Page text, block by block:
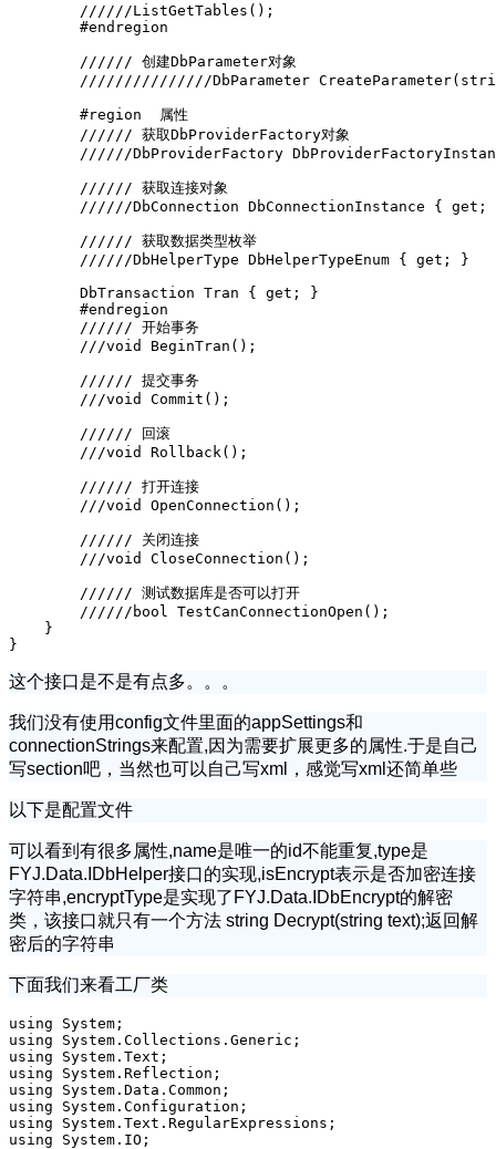
//////ListGetTables();
#endregion
////// 创建DbParameter对象
///////////////DbParameter CreateParameter(string
#region  属性
////// 获取DbProviderFactory对象
//////DbProviderFactory
////// 获取连接对象
//////DbConnection DbConnectionInstance {
////// 获取数据类型枚举
//////DbHelperType DbHelperTypeEnum { get; }
DbTransaction Tran { get; }
#endregion
////// 开始事务
///void BeginTran();
////// 提交事务
///void Commit();
////// 回滚
///void Rollback();
////// 打开连接
///void OpenConnection();
////// 关闭连接
///void CloseConnection();
////// 测试数据库是否可以打开
//////bool TestCanConnectionOpen();
}
}
这个接口是不是有点多。。。
我们没有使用config文件里面的appSettings和
connectionStrings来配置,因为需要扩展更多的属性.于是自己
写section吧，当然也可以自己写xml，感觉写xml还简单些
以下是配置文件
可以看到有很多属性,name是唯一的id不能重复,type是
FYJ.Data.IDbHelper接口的实现,isEncrypt表示是否加密连接
字符串,encryptType是实现了FYJ.Data.IDbEncrypt的解密
类，该接口就只有一个方法 string Decrypt(string text);返回解
密后的字符串
下面我们来看工厂类
using System;
using System.Collections.Generic;
using System.Text;
using System.Reflection;
using System.Data.Common;
using System.Configuration;
using System.Text.RegularExpressions;
using System.IO;